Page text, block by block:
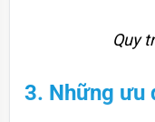
Quy
3. Những ưu